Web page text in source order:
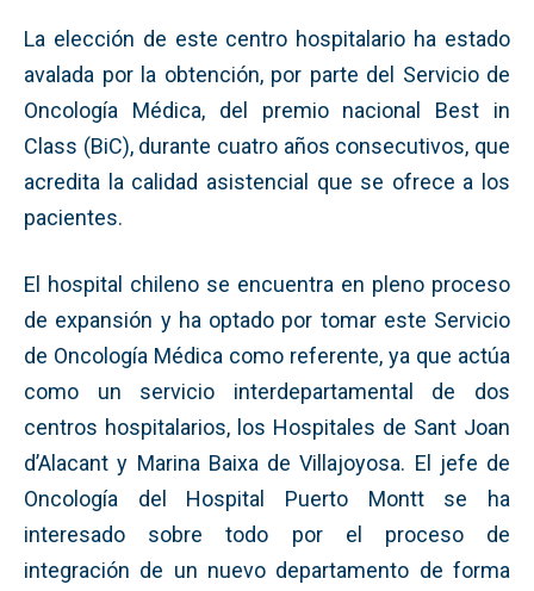
La elección de este centro hospitalario ha estado
avalada por la obtención, por parte del Servicio de
Oncología Médica, del premio nacional Best in
Class (BiC), durante cuatro años consecutivos, que
acredita la calidad asistencial que se ofrece a los
pacientes.
El hospital chileno se encuentra en pleno proceso
de expansión y ha optado por tomar este Servicio
de Oncología Médica como referente, ya que actúa
como un servicio interdepartamental de dos
centros hospitalarios, los Hospitales de Sant Joan
d’Alacant y Marina Baixa de Villajoyosa. El jefe de
Oncología del Hospital Puerto Montt se ha
interesado sobre todo por el proceso de
integración de un nuevo departamento de forma